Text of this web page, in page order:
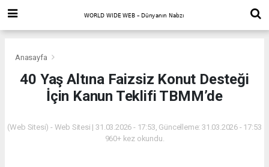
Anasayfa
40 Yaş Altına Faizsiz Konut Desteği
İçin Kanun Teklifi TBMM’de
(Web Sitesi) - Web Sitesi | 31.03.2026 - 17:53, Güncelleme: 31.03.2026 - 17:53
960+ kez okundu.